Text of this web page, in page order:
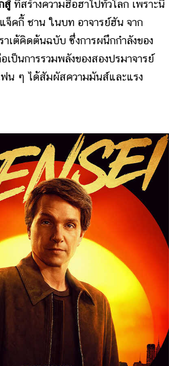
สู้ ที่สร้างความฮือฮาไปทั่วโลก เพราะนี่
จ็คกี้ ชาน ในบท อาจารย์ฮัน จาก
เต้คิดต้นฉบับ ซึ่งการผนึกกำลังของ
ป็นการรวมพลังของสองปรมาจารย์
ฟน ๆ ได้สัมผัสความมันส์และแรง